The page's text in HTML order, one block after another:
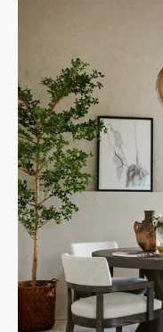
Innlogging
Logg inn på
ønskelisten din og